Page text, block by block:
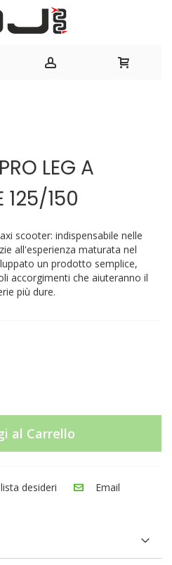
LEG A
125/150
scooter: indispensabile nelle
all'esperienza maturata nel
un prodotto semplice,
accorgimenti che aiuteranno il
più dure.
al Carrello
desideri Email